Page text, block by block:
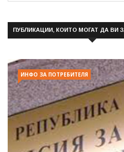
ПУБЛИКАЦИИ, КОИТО МОГАТ ДА ВИ
ИНФО ЗА ПОТРЕБИТЕЛЯ